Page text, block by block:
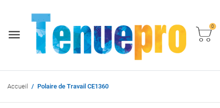
0
Accueil Polaire de Travail CE1360